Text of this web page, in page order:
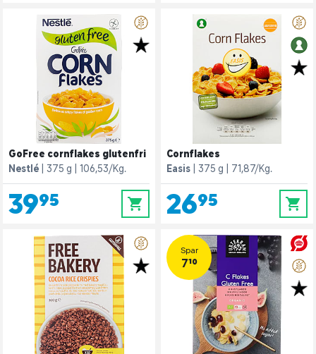
GoFree cornflakes glutenfri
Nestlé
375 g 106,53/Kg.
39,95 0
Cornflakes
Easis
375 g 71,87/Kg.
26,95 0
Spar
7,10